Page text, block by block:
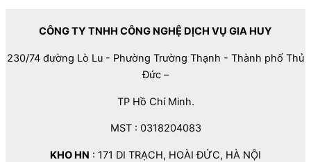
CÔNG TY TNHH CÔNG NGHỆ DỊCH VỤ GIA HUY
230/74 đường Lò Lu - Phường Trường Thạnh - Thành phố Thủ
Đức –
TP Hồ Chí Minh.
MST : 0318204083
KHO HN : 171 DI TRẠCH, HOÀI ĐỨC, HÀ NỘI